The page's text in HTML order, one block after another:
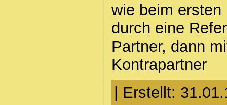
wie beim
durch eine
Partner, dann
Kontrapartner
| Erstellt: